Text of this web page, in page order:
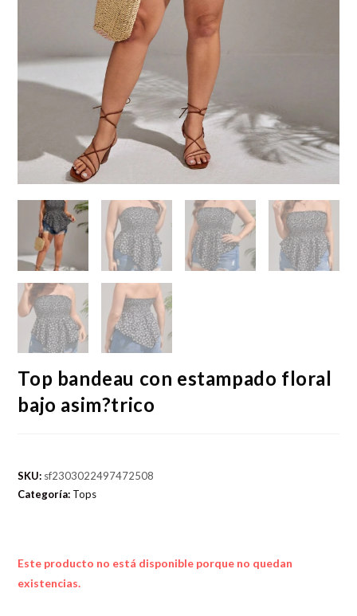
Top bandeau con estampado floral
bajo asim?trico
SKU: sf2303022497472508
Categoría: Tops
Este producto no está disponible porque no quedan
existencias.